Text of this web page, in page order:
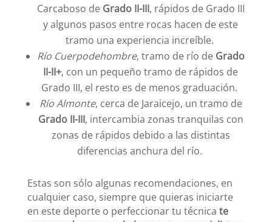
Carcaboso de Grado II-III, rápidos de Grado III
y algunos pasos entre rocas hacen de este
tramo una experiencia increíble.
Río Cuerpodehombre, tramo de río de Grado
II-II+, con un pequeño tramo de rápidos de
Grado III, el resto es de menos graduación.
Río Almonte, cerca de Jaraicejo, un tramo de
Grado II-III, intercambia zonas tranquilas con
zonas de rápidos debido a las distintas
diferencias anchura del río.
Estas son sólo algunas recomendaciones, en
cualquier caso, siempre que quieras iniciarte
en este deporte o perfeccionar tu técnica te